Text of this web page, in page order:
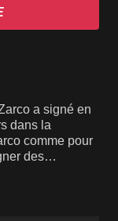
a signé en
dans la
comme pour
des
à cette